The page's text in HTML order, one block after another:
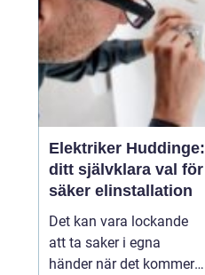
Elektriker Huddinge:
ditt självklara val för
säker elinstallation
Det kan vara lockande
att ta saker i egna
händer när det kommer